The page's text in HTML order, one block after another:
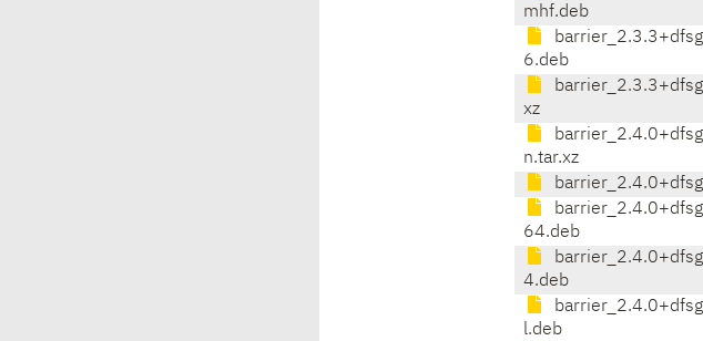
mhf.deb
6.deb
xz
n.tar.xz
64.deb
4.deb
l.deb